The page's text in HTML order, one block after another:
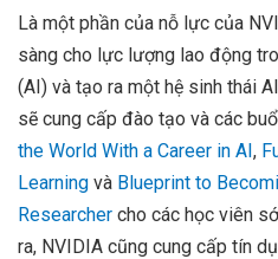
Là một phần của nỗ lực của
sàng cho lực lượng lao động
(AI) và tạo ra một hệ sinh thái
sẽ cung cấp đào tạo và các
the World With a Career in AI,
Learning và Blueprint to
Researcher cho các học viên
ra, NVIDIA cũng cung cấp tín